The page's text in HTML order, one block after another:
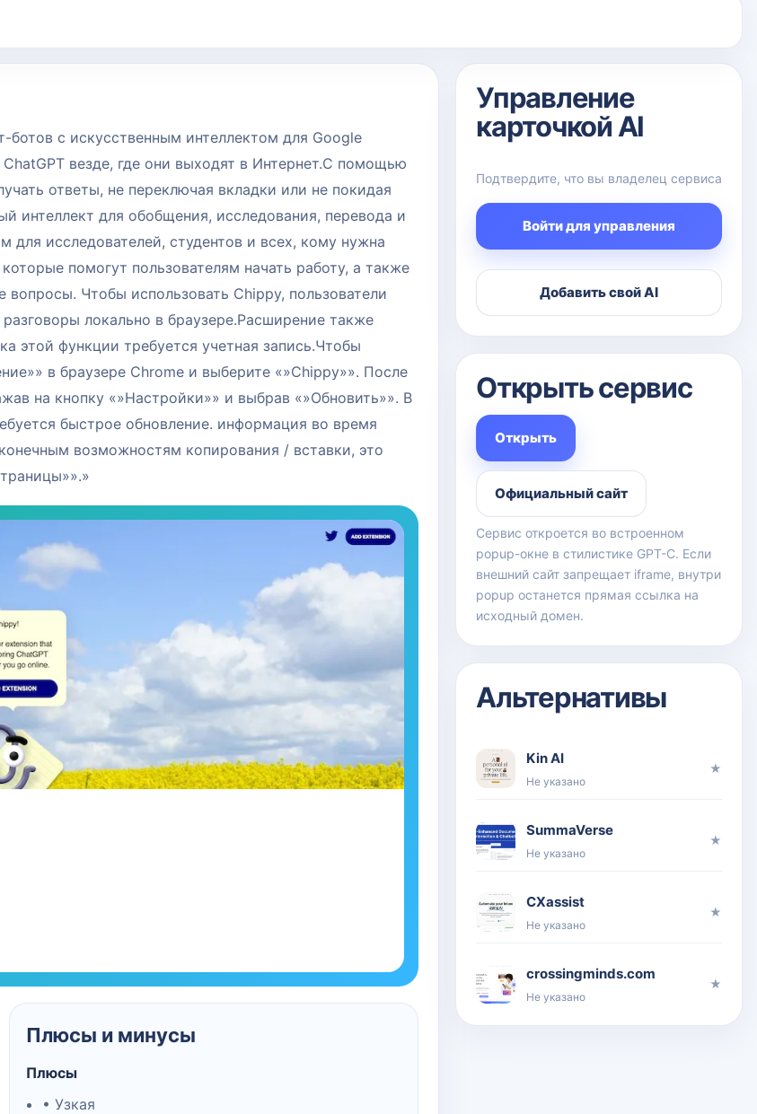
с искусственным интеллектом для Google
везде, где они выходят в Интернет.С помощью
ответы, не переключая вкладки или не покидая
интеллект для обобщения, исследования, перевода и
для исследователей, студентов и всех, кому нужна
помогут пользователям начать работу, а также
Чтобы использовать Chippy, пользователи
локально в браузере.Расширение также
этой функции требуется учетная запись.Чтобы
в браузере Chrome и выберите «»Chippy»». После
на кнопку «»Настройки»» и выбрав «»Обновить»». В
быстрое обновление. информация во время
возможностям копирования / вставки, это
Плюсы и минусы
Плюсы
• Узкая
Управление
карточкой AI
Подтвердите, что вы владелец сервиса
Войти для управления
Добавить свой AI
Открыть сервис
Открыть
Официальный сайт
Сервис откроется во встроенном
popup-окне в стилистике GPT-C. Если
внешний сайт запрещает iframe, внутри
popup останется прямая ссылка на
исходный домен.
Альтернативы
Kin AI
Не указано
★
SummaVerse
Не указано
★
CXassist
Не указано
★
crossingminds.com
Не указано
★